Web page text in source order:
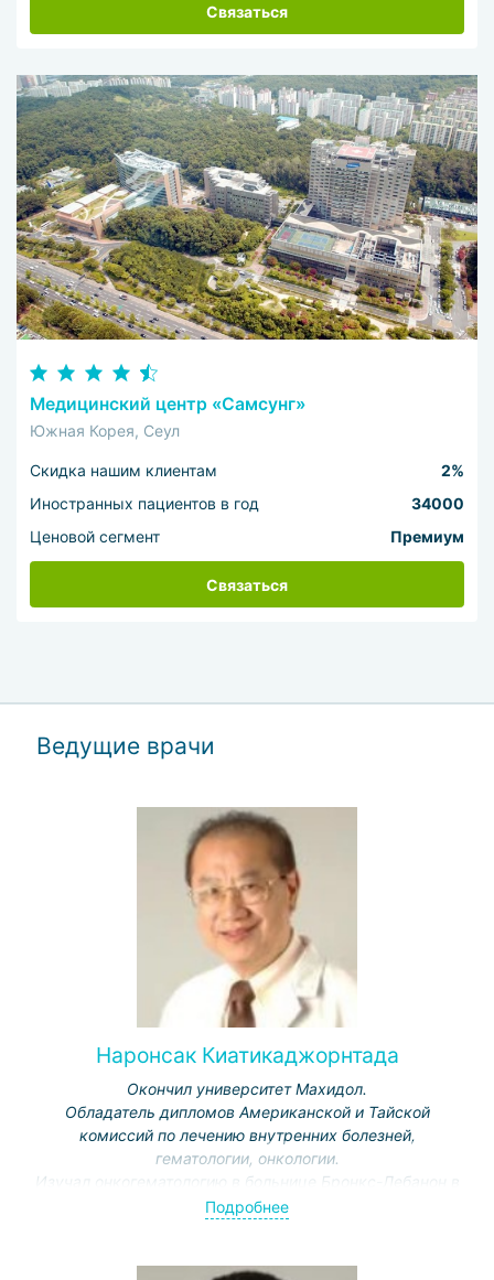
Связаться
Медицинский центр «Самсунг»
Южная Корея, Сеул
Скидка нашим клиентам
2%
Иностранных пациентов в год
34000
Ценовой сегмент
Премиум
Связаться
Ведущие врачи
Наронсак Киатикаджорнтада
Окончил университет Махидол.
Обладатель дипломов Американской и Тайской
комиссий по лечению внутренних болезней,
гематологии, онкологии.
Изучал онкогематологию в больнице Бронкс-Лебанон в
Нью-Йорке.
Подробнее